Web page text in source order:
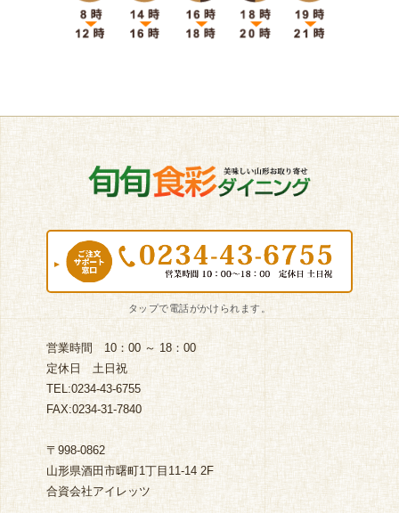
営業時間 10：00 ～ 18：00
定休日 土日祝
TEL:0234-43-6755
FAX:0234-31-7840
〒998-0862
山形県酒田市曙町1丁目11-14 2F
合資会社アイレッツ